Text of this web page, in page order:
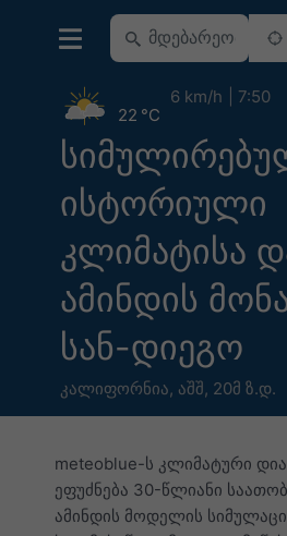
ისტორიული
კლიმატისა
ამინდის
სან-დიეგო
კალიფორნია, აშშ, 20მ ზ.დ.
22 °C
6 km/h 7:50
meteoblue-ს კლიმატური
ეფუძნება 30-წლიანი
ამინდის მოდელის